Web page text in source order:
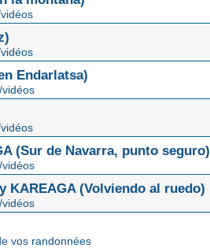
Endarlatsa)
(Sur de Navarra, punto seguro)
KAREAGA (Volviendo al ruedo)
vos randonnées